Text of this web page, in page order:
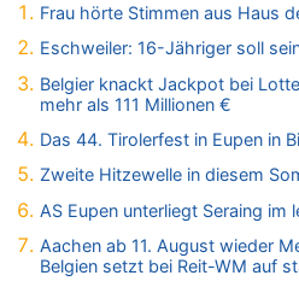
Belgien setzt bei Reit-WM auf
09.08.2026 - 07:40 von SoSo zu
Aachen ab 11. August wieder
Belgien setzt bei Reit-WM auf
09.08.2026 - 07:00 von Zuhörer
Leipzig, Mechernich und die
Drohnen mit Strengstoff? War es
09.08.2026 - 01:10 von Peter S.
Frau hörte Stimmen aus Haus
Eschweiler: 16-Jähriger soll
Belgier knackt Jackpot bei
mehr als 111 Millionen €
Das 44. Tirolerfest in Eupen in
Zweite Hitzewelle in diesem
AS Eupen unterliegt Seraing im
Aachen ab 11. August wieder
Belgien setzt bei Reit-WM auf